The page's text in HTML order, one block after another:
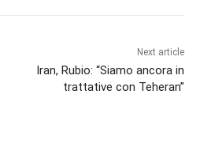
Next article
Iran, Rubio: “Siamo ancora in
trattative con Teheran”